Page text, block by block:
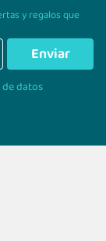
y regalos que
Enviar
datos